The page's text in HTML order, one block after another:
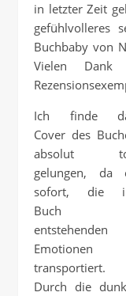
in letzter Zeit
gefühlvolleres
Buchbaby von
Vielen
Ich finde
Cover des
absolut
gelungen, da
sofort, die
Buch
entstehenden
Emotionen
transportiert.
Durch die